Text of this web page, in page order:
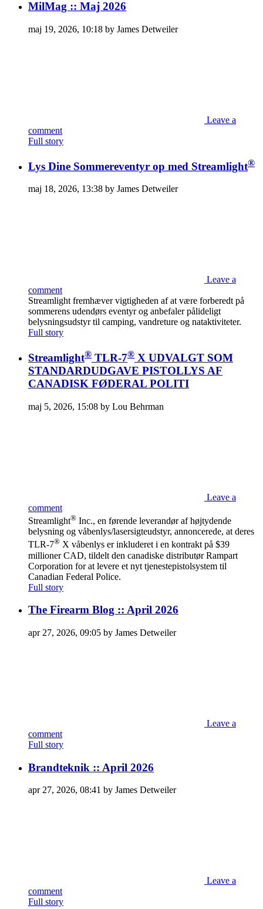
MilMag :: Maj 2026
maj 19, 2026, 10:18 by James Detweiler
Leave a
comment
Full story
Lys Dine Sommereventyr op med Streamlight®
maj 18, 2026, 13:38 by James Detweiler
Leave a
comment
Streamlight fremhæver vigtigheden af at være forberedt på
sommerens udendørs eventyr og anbefaler pålideligt
belysningsudstyr til camping, vandreture og nataktiviteter.
Full story
Streamlight® TLR-7® X UDVALGT SOM
STANDARDUDGAVE PISTOLLYS AF
CANADISK FØDERAL POLITI
maj 5, 2026, 15:08 by Lou Behrman
Leave a
comment
Streamlight® Inc., en førende leverandør af højtydende
belysning og våbenlys/lasersigteudstyr, annoncerede, at deres
TLR-7® X våbenlys er inkluderet i en kontrakt på $39
millioner CAD, tildelt den canadiske distributør Rampart
Corporation for at levere et nyt tjenestepistolsystem til
Canadian Federal Police.
Full story
The Firearm Blog :: April 2026
apr 27, 2026, 09:05 by James Detweiler
Leave a
comment
Full story
Brandteknik :: April 2026
apr 27, 2026, 08:41 by James Detweiler
Leave a
comment
Full story